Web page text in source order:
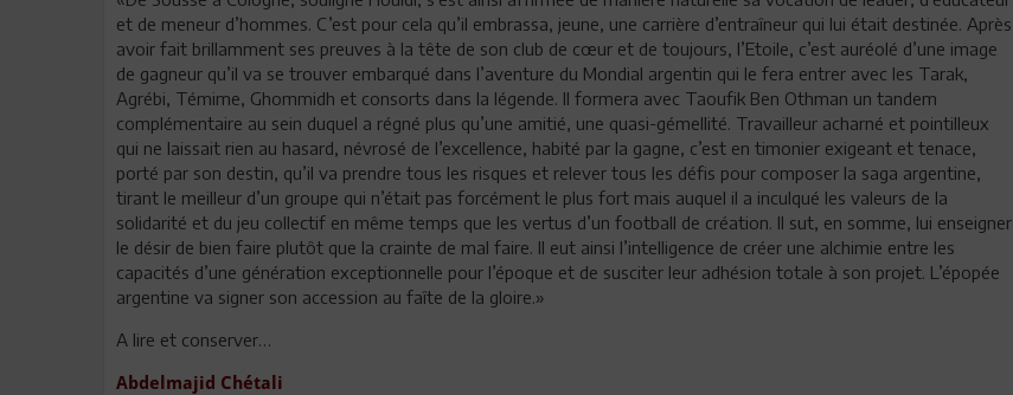
et de meneur d’hommes. C’est pour cela qu’il embrassa, jeune, une carrière d’entraîneur qui lui était destinée. Après
avoir fait brillamment ses preuves à la tête de son club de cœur et de toujours, l’Etoile, c’est auréolé d’une image
de gagneur qu’il va se trouver embarqué dans l’aventure du Mondial argentin qui le fera entrer avec les Tarak,
Agrébi, Témime, Ghommidh et consorts dans la légende. Il formera avec Taoufik Ben Othman un tandem
complémentaire au sein duquel a régné plus qu’une amitié, une quasi-gémellité. Travailleur acharné et pointilleux
qui ne laissait rien au hasard, névrosé de l’excellence, habité par la gagne, c’est en timonier exigeant et tenace,
porté par son destin, qu’il va prendre tous les risques et relever tous les défis pour composer la saga argentine,
tirant le meilleur d’un groupe qui n’était pas forcément le plus fort mais auquel il a inculqué les valeurs de la
solidarité et du jeu collectif en même temps que les vertus d’un football de création. Il sut, en somme, lui enseigner
le désir de bien faire plutôt que la crainte de mal faire. Il eut ainsi l’intelligence de créer une alchimie entre les
capacités d’une génération exceptionnelle pour l’époque et de susciter leur adhésion totale à son projet. L’épopée
argentine va signer son accession au faîte de la gloire.»
A lire et conserver…
Abdelmajid Chétali